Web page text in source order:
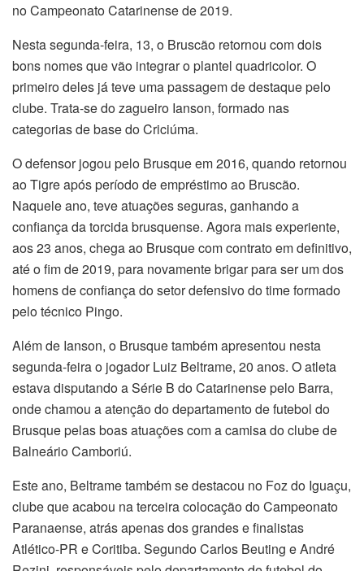
no Campeonato Catarinense de 2019.
Nesta segunda-feira, 13, o Bruscão retornou com dois
bons nomes que vão integrar o plantel quadricolor. O
primeiro deles já teve uma passagem de destaque pelo
clube. Trata-se do zagueiro Ianson, formado nas
categorias de base do Criciúma.
O defensor jogou pelo Brusque em 2016, quando retornou
ao Tigre após período de empréstimo ao Bruscão.
Naquele ano, teve atuações seguras, ganhando a
confiança da torcida brusquense. Agora mais experiente,
aos 23 anos, chega ao Brusque com contrato em definitivo,
até o fim de 2019, para novamente brigar para ser um dos
homens de confiança do setor defensivo do time formado
pelo técnico Pingo.
Além de Ianson, o Brusque também apresentou nesta
segunda-feira o jogador Luiz Beltrame, 20 anos. O atleta
estava disputando a Série B do Catarinense pelo Barra,
onde chamou a atenção do departamento de futebol do
Brusque pelas boas atuações com a camisa do clube de
Balneário Camboriú.
Este ano, Beltrame também se destacou no Foz do Iguaçu,
clube que acabou na terceira colocação do Campeonato
Paranaense, atrás apenas dos grandes e finalistas
Atlético-PR e Coritiba. Segundo Carlos Beuting e André